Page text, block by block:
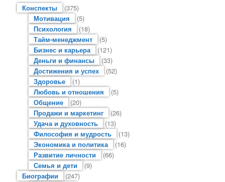
Конспекты
(375)
Мотивация
(5)
Психология
(18)
Тайм-менеджмент
(5)
Бизнес и карьера
(121)
Деньги и финансы
(33)
Достижения и успех
(52)
Здоровье
(1)
Любовь и отношения
(5)
Общение
(20)
Продажи и маркетинг
(26)
Удача и духовность
(13)
Философия и мудрость
(13)
Экономика и политика
(16)
Развитие личности
(66)
Семья и дети
(9)
Биографии
(247)